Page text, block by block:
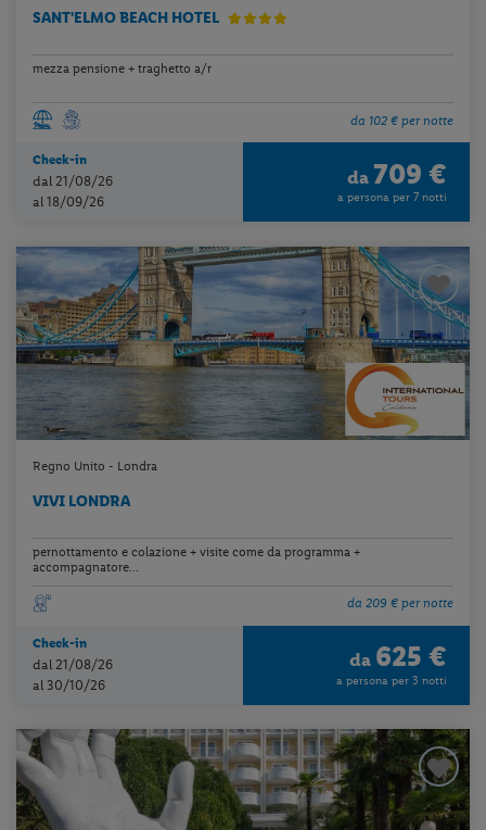
SANT'ELMO BEACH HOTEL
mezza pensione + traghetto a/r
da 102 € per notte
Check-in
dal 21/08/26
al 18/09/26
da 709 €
a persona per 7 notti
Regno Unito - Londra
VIVI LONDRA
pernottamento e colazione + visite come da programma +
accompagnatore...
da 209 € per notte
Check-in
dal 21/08/26
al 30/10/26
da 625 €
a persona per 3 notti